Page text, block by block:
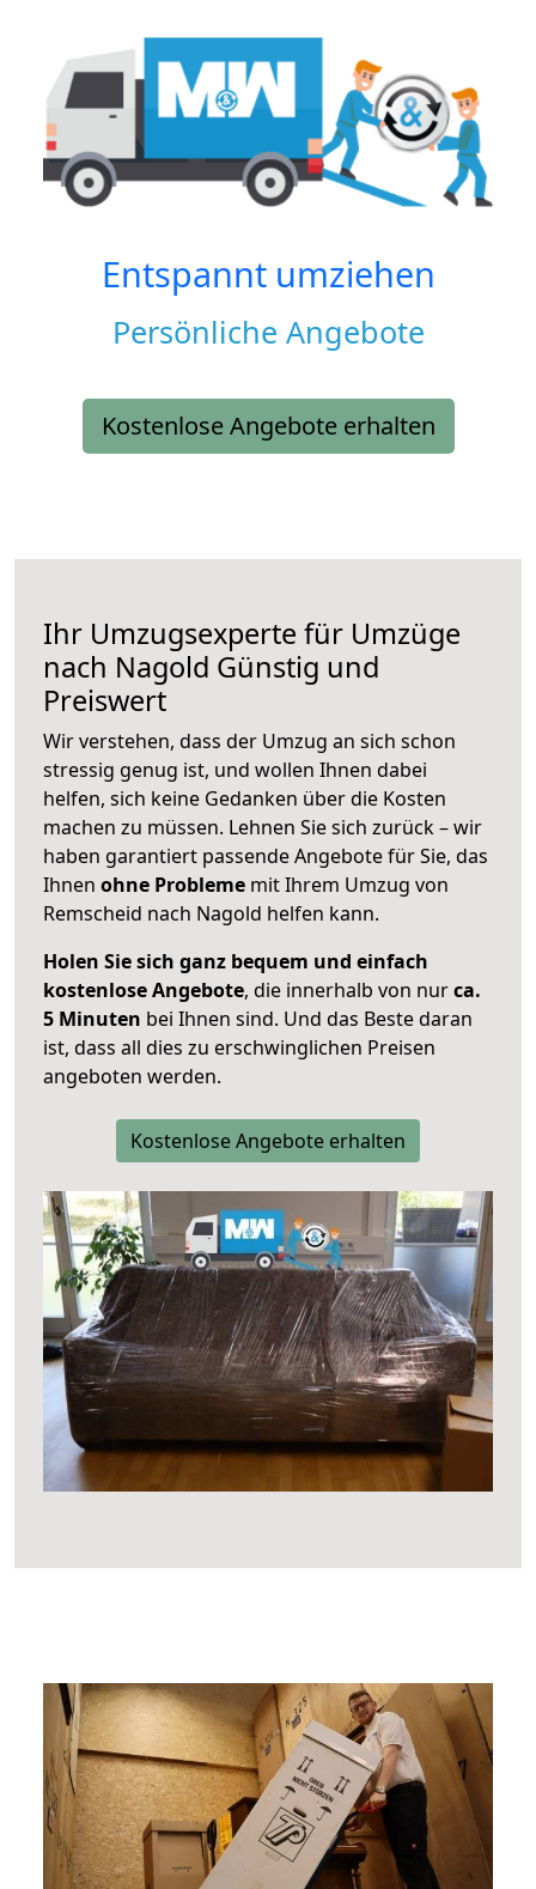
Entspannt umziehen
Persönliche Angebote
Kostenlose Angebote erhalten
Ihr Umzugsexperte für Umzüge
nach Nagold Günstig und
Preiswert
Wir verstehen, dass der Umzug an sich schon
stressig genug ist, und wollen Ihnen dabei
helfen, sich keine Gedanken über die Kosten
machen zu müssen. Lehnen Sie sich zurück – wir
haben garantiert passende Angebote für Sie, das
Ihnen ohne Probleme mit Ihrem Umzug von
Remscheid nach Nagold helfen kann.
Holen Sie sich ganz bequem und einfach
kostenlose Angebote, die innerhalb von nurca.
5 Minuten bei Ihnen sind. Und das Beste daran
ist, dass all dies zu erschwinglichen Preisen
angeboten werden.
Kostenlose Angebote erhalten